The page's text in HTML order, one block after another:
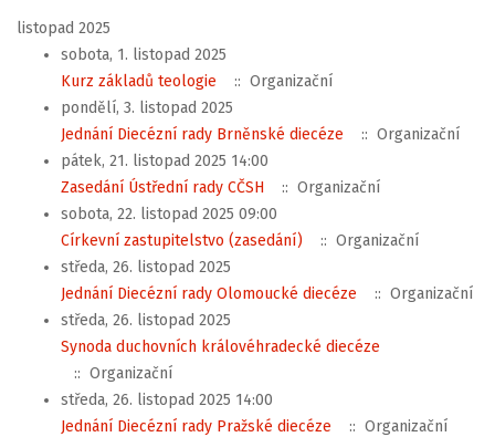
listopad 2025
sobota, 1. listopad 2025
Kurz základů teologie
:: Organizační
pondělí, 3. listopad 2025
Jednání Diecézní rady Brněnské diecéze
:: Organizační
pátek, 21. listopad 2025 14:00
Zasedání Ústřední rady CČSH
:: Organizační
sobota, 22. listopad 2025 09:00
Církevní zastupitelstvo (zasedání)
:: Organizační
středa, 26. listopad 2025
Jednání Diecézní rady Olomoucké diecéze
:: Organizační
středa, 26. listopad 2025
Synoda duchovních královéhradecké diecéze
:: Organizační
středa, 26. listopad 2025 14:00
Jednání Diecézní rady Pražské diecéze
:: Organizační